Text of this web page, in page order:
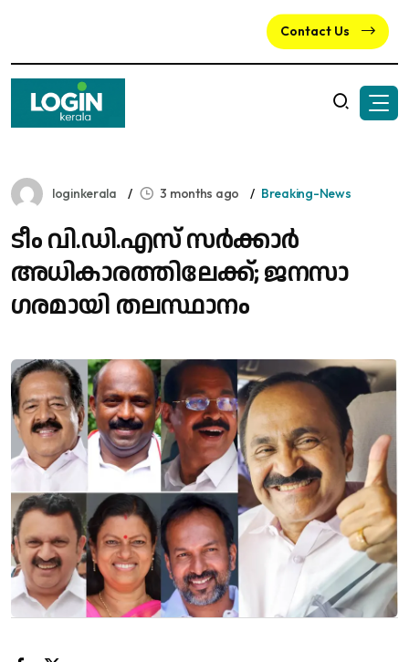
Contact Us
loginkerala 3 months ago Breaking-News
ടീം വി.ഡി.എസ് സർക്കാർ
അധികാരത്തിലേക്ക്; ജനസാ​
ഗരമായി തലസ്ഥാനം